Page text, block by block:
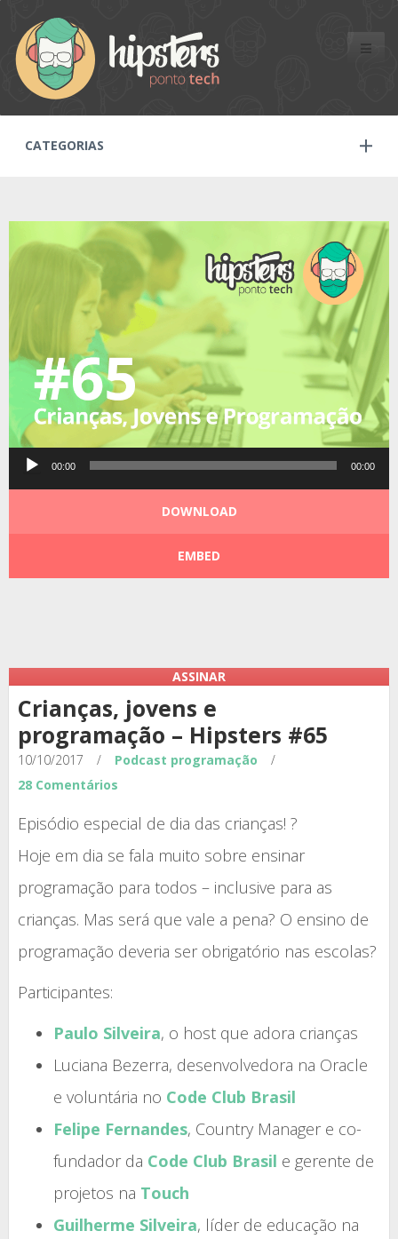
Toggle
CATEGORIAS
Tocador 00:00 00:00
DOWNLOAD
EMBED
ASSINAR
Crianças, jovens e
programação – Hipsters #65
10/10/2017 / Podcast programação
/
28 Comentários
Episódio especial de dia das crianças! ?
Hoje em dia se fala muito sobre ensinar
programação para todos – inclusive para as
crianças. Mas será que vale a pena? O ensino de
programação deveria ser obrigatório nas escolas?
Participantes:
Paulo Silveira, o host que adora crianças
Luciana Bezerra, desenvolvedora na Oracle
e voluntária no Code Club Brasil
Felipe Fernandes, Country Manager e co-
fundador da Code Club Brasil e gerente de
projetos na Touch
Guilherme Silveira, líder de educação na